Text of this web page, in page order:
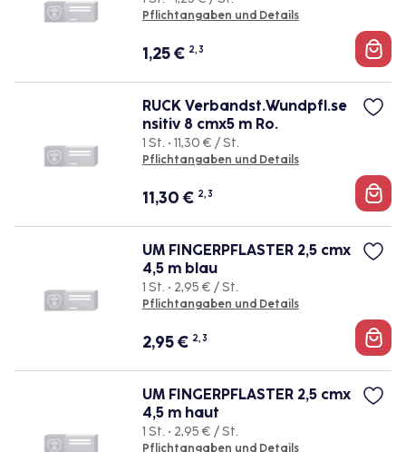
Pflichtangaben und Details
1,25€ 2, 3
RUCK Verbandst.Wundpfl.se
nsitiv 8 cmx5 m Ro.
1 St. • 11,30 € / St.
Pflichtangaben und Details
11,30 € 2, 3
UM FINGERPFLASTER 2,5 cmx
4,5 m blau
1 St. • 2,95 € / St.
Pflichtangaben und Details
2,95€ 2, 3
UM FINGERPFLASTER 2,5 cmx
4,5 m haut
1 St. • 2,95 € / St.
Pflichtangaben und Details